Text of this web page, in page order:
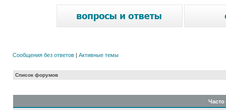
Сообщения без ответов | Активные темы
Список форумов